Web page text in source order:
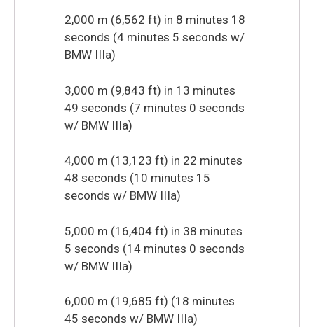
2,000 m (6,562 ft) in 8 minutes 18
seconds (4 minutes 5 seconds w/
BMW IIIa)
3,000 m (9,843 ft) in 13 minutes
49 seconds (7 minutes 0 seconds
w/ BMW IIIa)
4,000 m (13,123 ft) in 22 minutes
48 seconds (10 minutes 15
seconds w/ BMW IIIa)
5,000 m (16,404 ft) in 38 minutes
5 seconds (14 minutes 0 seconds
w/ BMW IIIa)
6,000 m (19,685 ft) (18 minutes
45 seconds w/ BMW IIIa)